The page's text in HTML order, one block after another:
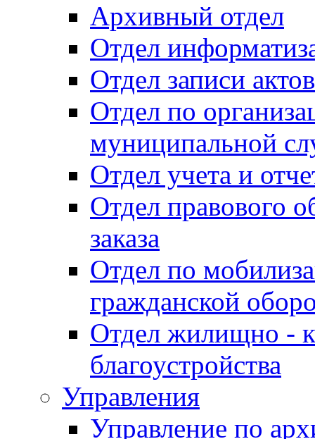
Архивный отдел
Отдел
Отдел записи
Отдел по
муниципальной
Отдел учета и
Отдел правового
заказа
Отдел по
гражданской
Отдел жилищно -
благоустройства
Управления
Управление по